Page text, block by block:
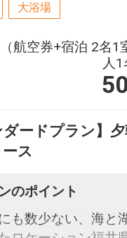
大浴場
（航空券+宿泊 2名
人1
ダードプラン】
ス
のポイント
も数少ない、海と